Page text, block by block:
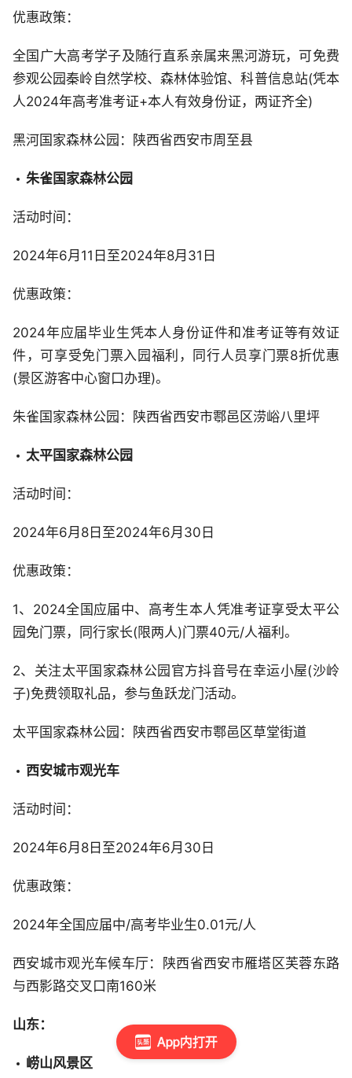
App内打开
优惠政策：
全国广大高考学子及随行直系亲属来黑河游玩，可免费
参观公园秦岭自然学校、森林体验馆、科普信息站(凭本
人2024年高考准考证+本人有效身份证，两证齐全)
黑河国家森林公园：陕西省西安市周至县
朱雀国家森林公园
活动时间：
2024年6月11日至2024年8月31日
优惠政策：
2024年应届毕业生凭本人身份证件和准考证等有效证
件，可享受免门票入园福利，同行人员享门票8折优惠
(景区游客中心窗口办理)。
朱雀国家森林公园：陕西省西安市鄠邑区涝峪八里坪
太平国家森林公园
活动时间：
2024年6月8日至2024年6月30日
优惠政策：
1、2024全国应届中、高考生本人凭准考证享受太平公
园免门票，同行家长(限两人)门票40元/人福利。
2、关注太平国家森林公园官方抖音号在幸运小屋(沙岭
子)免费领取礼品，参与鱼跃龙门活动。
太平国家森林公园：陕西省西安市鄠邑区草堂街道
西安城市观光车
活动时间：
2024年6月8日至2024年6月30日
优惠政策：
2024年全国应届中/高考毕业生0.01元/人
西安城市观光车候车厅：陕西省西安市雁塔区芙蓉东路
与西影路交叉口南160米
山东：
崂山风景区